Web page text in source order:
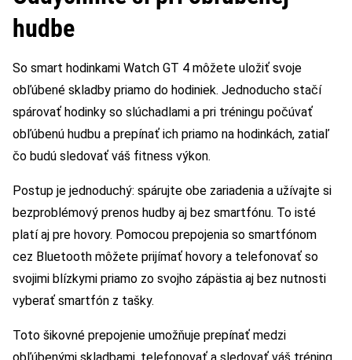
hudbe
So smart hodinkami Watch GT 4 môžete uložiť svoje
obľúbené skladby priamo do hodiniek. Jednoducho stačí
spárovať hodinky so slúchadlami a pri tréningu počúvať
obľúbenú hudbu a prepínať ich priamo na hodinkách, zatiaľ
čo budú sledovať váš fitness výkon.
Postup je jednoduchý: spárujte obe zariadenia a užívajte si
bezproblémový prenos hudby aj bez smartfónu. To isté
platí aj pre hovory. Pomocou prepojenia so smartfónom
cez Bluetooth môžete prijímať hovory a telefonovať so
svojimi blízkymi priamo zo svojho zápästia aj bez nutnosti
vyberať smartfón z tašky.
Toto šikovné prepojenie umožňuje prepínať medzi
obľúbenými skladbami, telefonovať a sledovať váš tréning